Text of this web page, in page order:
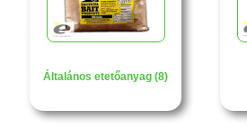
Általános etetőanyag (8)